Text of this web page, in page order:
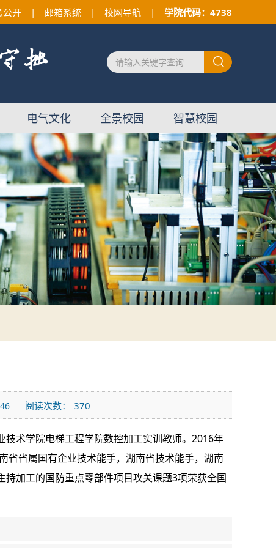
公开 | 邮箱系统 | 校网导航 | 学院代码：4738
电气文化 全景校园 智慧校园
阅读次数： 370
术学院电梯工程学院数控加工实训教师。2016年
省省属国有企业技术能手，湖南省技术能手，湖南
加工的国防重点零部件项目攻关课题3项荣获全国